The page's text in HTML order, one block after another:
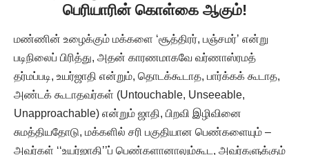
பெரியாரின் கொள்கை ஆகும்!
மண்ணின் உழைக்கும் மக்களை ‘சூத்திரர், பஞ்சமர்’ என்று
படிநிலைப் பிரித்து, அதன் காரணமாகவே வர்ணாஸ்ரமத்
தர்மப்படி, உயர்ஜாதி என்றும், தொடக்கூடாத, பார்க்கக் கூடாத,
அண்டக் கூடாதவர்கள் (Untouchable, Unseeable,
Unapproachable) என்றும் ஜாதி, பிறவி இழிவினை
சுமத்தியதோடு, மக்களில் சரி பகுதியான பெண்களையும் –
அவர்கள் ‘‘உயர்ஜாதி’’ப் பெண்களானாலும்கூட, அவர்களுக்கும்